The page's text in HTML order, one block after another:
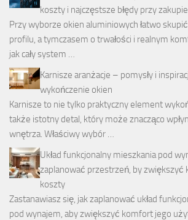
koszty i najczęstsze błędy przy
Przy wyborze okien aluminiowych łatwo
profilu, a tymczasem o trwałości i realnym
jak cały system …
Karnisze aranżacje – pomysły i
wykończenie okien
Karnisze to nie tylko praktyczny element
także istotny detal, który może znacząco
wnętrza. Właściwy wybór …
Układ funkcjonalny mieszkania pod
zaplanować przestrzeń, by zwiększyć
koszty
Zastanawiasz się, jak zaplanować układ
pod wynajem, aby zwiększyć komfort jego